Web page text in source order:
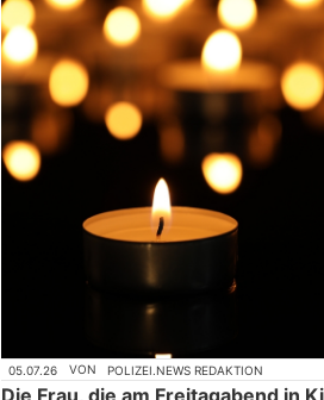
05.07.26 VON POLIZEI.NEWS REDAKTION
Die Frau, die am Freitagabend in